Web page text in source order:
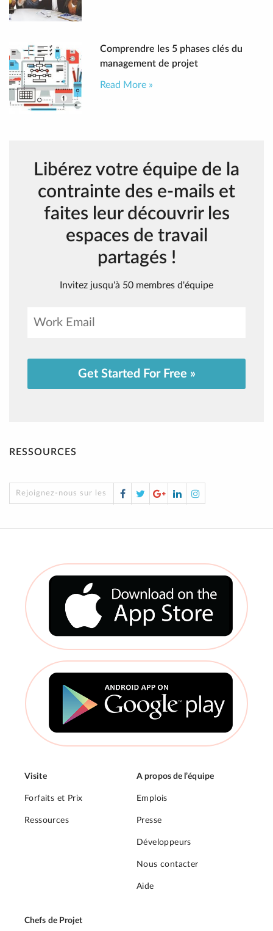
Comprendre les 5 phases clés du
management de projet
Read More »
Libérez votre équipe de la
contrainte des e-mails et
faites leur découvrir les
espaces de travail
partagés !
Invitez jusqu'à 50 membres d'équipe
Get Started For Free »
RESSOURCES
Rejoignez-nous sur les réseaux sociaux !
Facebook
TwitterGoogle
Plus
LinkedInInstagram
Visite
Forfaits et Prix
Ressources
A propos de l’équipe
Emplois
Presse
Développeurs
Nous contacter
Aide
Chefs de Projet